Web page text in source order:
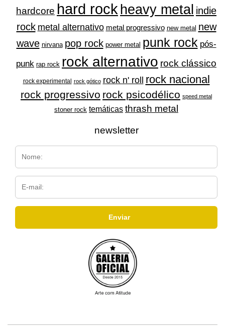
hardcore hard rock heavy metal indie
rock metal alternativo metal progressivo new metal new
wave nirvana pop rock power metal punk rock pós-
punk rap rock rock alternativo rock clássico
rock experimental rock gótico rock n' roll rock nacional
rock progressivo rock psicodélico speed metal
stoner rock temáticas thrash metal
newsletter